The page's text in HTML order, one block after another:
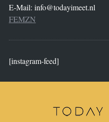
E-Mail: info@todayimeet.nl
FEMZN
[instagram-feed]